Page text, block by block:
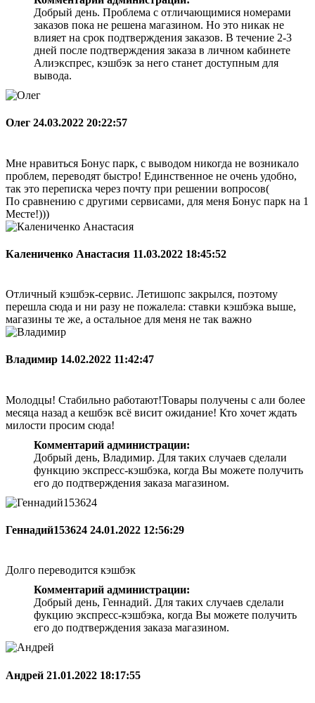
Добрый день. Проблема с отличающимися номерами
заказов пока не решена магазином. Но это никак не
влияет на срок подтверждения заказов. В течение 2-3
дней после подтверждения заказа в личном кабинете
Алиэкспрес, кэшбэк за него станет доступным для
вывода.
Олег 24.03.2022 20:22:57
Мне нравиться Бонус парк, с выводом никогда не возникало
проблем, переводят быстро! Единственное не очень удобно,
так это переписка через почту при решении вопросов(
По сравнению с другими сервисами, для меня Бонус парк на 1
Месте!)))
Калениченко Анастасия 11.03.2022 18:45:52
Отличный кэшбэк-сервис. Летишопс закрылся, поэтому
перешла сюда и ни разу не пожалела: ставки кэшбэка выше,
магазины те же, а остальное для меня не так важно
Владимир 14.02.2022 11:42:47
Молодцы! Стабильно работают!Товары получены с али более
месяца назад а кешбэк всё висит ожидание! Кто хочет ждать
милости просим сюда!
Комментарий администрации:
Добрый день, Владимир. Для таких случаев сделали
функцию экспресс-кэшбэка, когда Вы можете получить
его до подтверждения заказа магазином.
Геннадий153624 24.01.2022 12:56:29
Долго переводится кэшбэк
Комментарий администрации:
Добрый день, Геннадий. Для таких случаев сделали
фукцию экспресс-кэшбэка, когда Вы можете получить
его до подтверждения заказа магазином.
Андрей 21.01.2022 18:17:55